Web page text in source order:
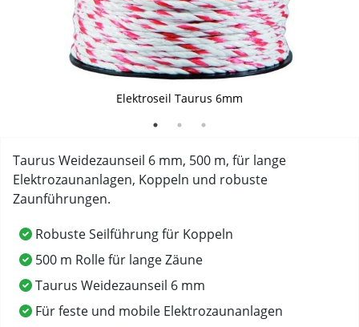
Elektroseil Taurus 6mm
Aufbau Weidezaunseil Taurus
für lange Zäune
Taurus Weidezaunseil 6 mm, 500 m, für lange
Elektrozaunanlagen, Koppeln und robuste
Zaunführungen.
Robuste Seilführung für Koppeln
500 m Rolle für lange Zäune
Taurus Weidezaunseil 6 mm
Für feste und mobile Elektrozaunanlagen